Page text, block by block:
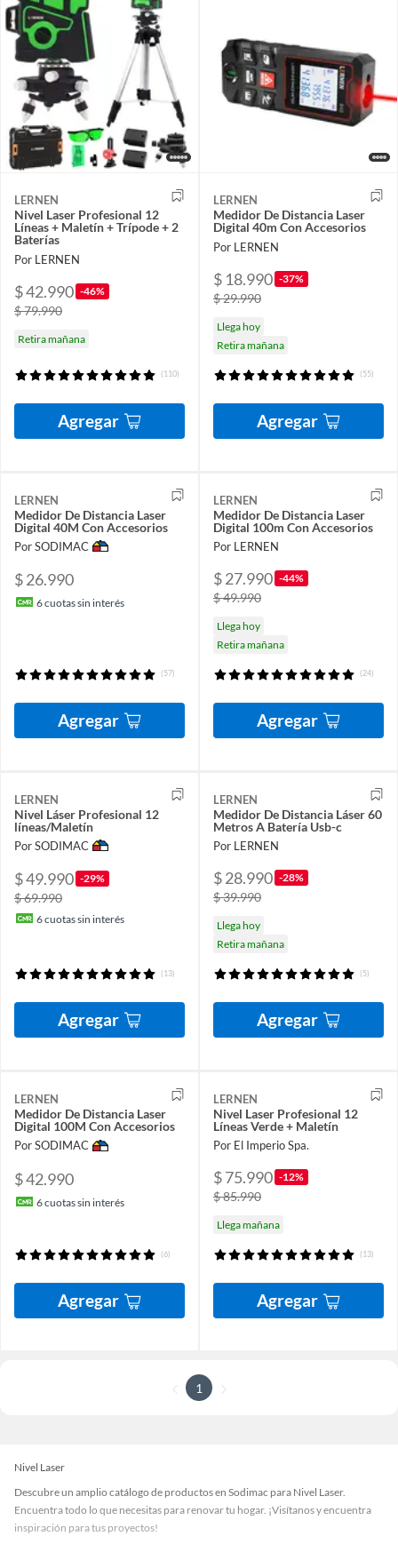
LERNEN
Nivel Laser Profesional 12
Líneas + Maletín + Trípode + 2
Baterías
Por LERNEN
$ 42.990 -46%
$ 79.990
Retira mañana
(110)
Agregar
LERNEN
Medidor De Distancia Laser
Digital 40m Con Accesorios
Por LERNEN
$ 18.990 -37%
$ 29.990
Llega hoy
Retira mañana
(55)
Agregar
LERNEN
Medidor De Distancia Laser
Digital 40M Con Accesorios
Por SODIMAC
$ 26.990
6cuotas sin interés
(57)
Agregar
LERNEN
Medidor De Distancia Laser
Digital 100m Con Accesorios
Por LERNEN
$ 27.990 -44%
$ 49.990
Llega hoy
Retira mañana
(24)
Agregar
LERNEN
Nivel Láser Profesional 12
líneas/Maletín
Por SODIMAC
$ 49.990 -29%
$ 69.990
6cuotas sin interés
(13)
Agregar
LERNEN
Medidor De Distancia Láser 60
Metros A Batería Usb-c
Por LERNEN
$ 28.990 -28%
$ 39.990
Llega hoy
Retira mañana
(5)
Agregar
LERNEN
Medidor De Distancia Laser
Digital 100M Con Accesorios
Por SODIMAC
$ 42.990
6cuotas sin interés
(6)
Agregar
LERNEN
Nivel Laser Profesional 12
Líneas Verde + Maletín
Por El Imperio Spa.
$ 75.990 -12%
$ 85.990
Llega mañana
(13)
Agregar
1
Nivel Laser
Descubre un amplio catálogo de productos en Sodimac para Nivel Laser.
Encuentra todo lo que necesitas para renovar tu hogar. ¡Visítanos y encuentra
inspiración para tus proyectos!